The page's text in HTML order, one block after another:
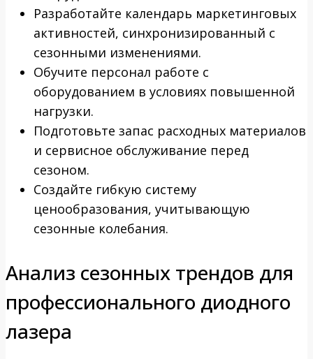
Разработайте календарь маркетинговых
активностей, синхронизированный с
сезонными изменениями.
Обучите персонал работе с
оборудованием в условиях повышенной
нагрузки.
Подготовьте запас расходных материалов
и сервисное обслуживание перед
сезоном.
Создайте гибкую систему
ценообразования, учитывающую
сезонные колебания.
Анализ сезонных трендов для
профессионального диодного
лазера